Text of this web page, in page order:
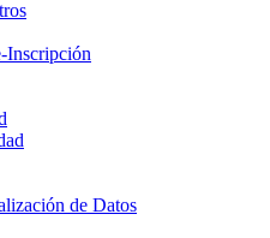
Inscripción
de Datos